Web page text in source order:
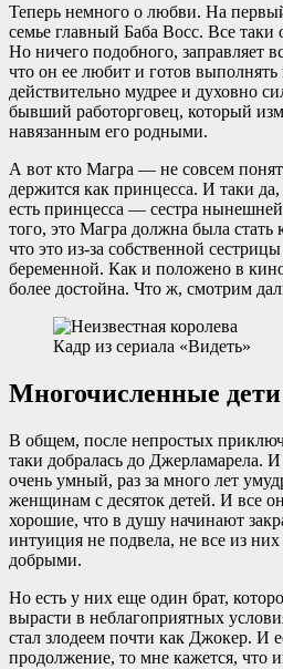
Теперь немного о любви. На
семье главный Баба Восс. Все
Но ничего подобного, заправляет
что он ее любит и готов
действительно мудрее и духовно
бывший работорговец, который
навязанным его родными.
А вот кто Магра — не совсем
держится как принцесса. И таки да,
есть принцесса — сестра
того, это Магра должна была
что это из-за собственной
беременной. Как и положено в
более достойна. Что ж, смотрим
Кадр из сериала «Видеть»
Многочисленные
В общем, после непростых
таки добралась до Джерламарела.
очень умный, раз за много лет
женщинам с десяток детей. И все
хорошие, что в душу начинают
интуиция не подвела, не все из
добрыми.
Но есть у них еще один брат,
вырасти в неблагоприятных
стал злодеем почти как Джокер. И
продолжение, то мне кажется, что